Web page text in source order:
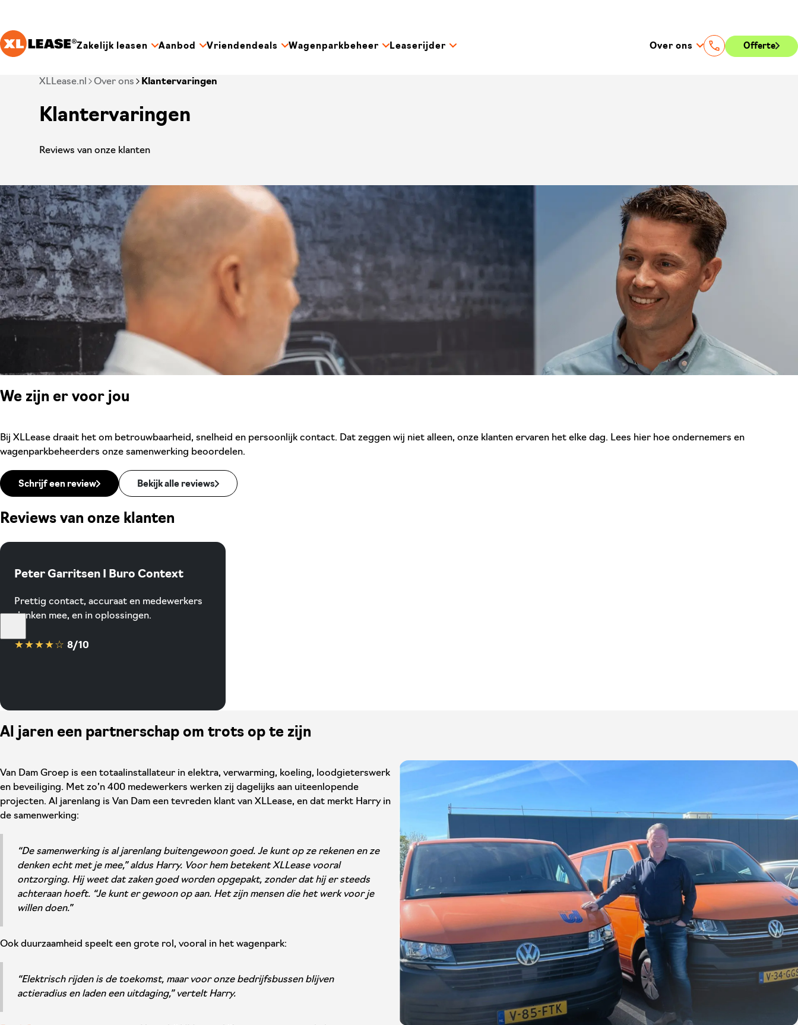
Zakelijk leasen Aanbod Vriendendeals Wagenparkbeheer Leaserijder Over ons Offerte
Je bent nu voorbij het hoofdmenu
XLLease.nl Over ons Klantervaringen
Klantervaringen
Reviews van onze klanten
We zijn er voor jou
Bij XLLease draait het om betrouwbaarheid, snelheid en persoonlijk contact. Dat zeggen wij niet alleen, onze klanten ervaren het elke dag. Lees hier hoe ondernemers en
wagenparkbeheerders onze samenwerking beoordelen.
Schrijf een review Bekijk alle reviews
Reviews van onze klanten
Peter Garritsen I Buro Context
Prettig contact, accuraat en medewerkers
denken mee, en in oplossingen.
★★★★☆ 8/10
Al jaren een partnerschap om trots op te zijn
Van Dam Groep is een totaalinstallateur in elektra, verwarming, koeling, loodgieterswerk
en beveiliging. Met zo’n 400 medewerkers werken zij dagelijks aan uiteenlopende
projecten. Al jarenlang is Van Dam een tevreden klant van XLLease, en dat merkt Harry in
de samenwerking:
“De samenwerking is al jarenlang buitengewoon goed. Je kunt op ze rekenen en ze
denken echt met je mee,” aldus Harry. Voor hem betekent XLLease vooral
ontzorging. Hij weet dat zaken goed worden opgepakt, zonder dat hij er steeds
achteraan hoeft. “Je kunt er gewoon op aan. Het zijn mensen die het werk voor je
willen doen.”
Ook duurzaamheid speelt een grote rol, vooral in het wagenpark:
“Elektrisch rijden is de toekomst, maar voor onze bedrijfsbussen blijven
actieradius en laden een uitdaging,” vertelt Harry.